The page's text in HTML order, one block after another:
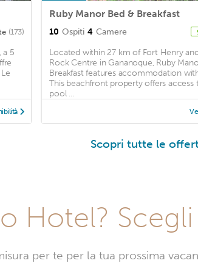
(173)
a 5
Ruby Manor Bed & Breakfast
10 Ospiti 4 Camere
Located within 27 km of Fort Henry
Rock Centre in Gananoque, Ruby
Breakfast features accommodation
This beachfront property offers access
pool ...
Scopri tutte le
Hotel?
per te per la tua prossima